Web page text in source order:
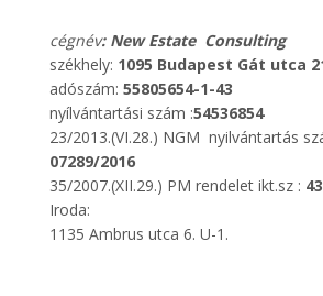
cégnév: New Estate Consulting
székhely: 1095 Budapest Gát utca
adószám: 55805654-1-43
nyílvántartási szám :54536854
23/2013.(VI.28.) NGM nyilvántartás
07289/2016
35/2007.(XII.29.) PM rendelet ikt.sz :
Iroda:
1135 Ambrus utca 6. U-1.